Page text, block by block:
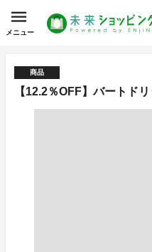
メニュー
商品
【12.2％OFF】バートド